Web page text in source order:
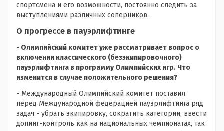
спортсмена и его возможности, постоянно следить за
выступлениями различных соперников.
О прогрессе в пауэрлифтинге
- Олимпийский комитет уже рассматривает вопрос о
включении классического (безэкипировочного)
пауэрлифтинга в программу Олимпийских игр. Что
изменится в случае положительного решения?
- Международный Олимпийский комитет поставил
перед Международной федерацией пауэрлифтинга ряд
задач - убрать экипировку, сократить категории, ввести
допинг-контроль как на национальных чемпионатах, так